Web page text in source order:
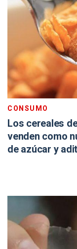
CONSUMO
Los cereales
venden como
de azúcar y